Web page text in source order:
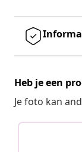
Heb je een
Je foto kan